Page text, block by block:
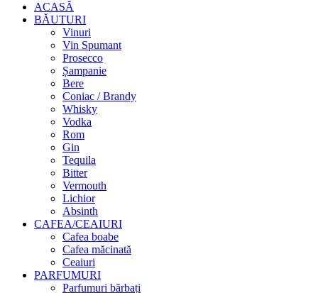
ACASĂ
BĂUTURI
Vinuri
Vin Spumant
Prosecco
Șampanie
Bere
Coniac / Brandy
Whisky
Vodka
Rom
Gin
Tequila
Bitter
Vermouth
Lichior
Absinth
CAFEA/CEAIURI
Cafea boabe
Cafea măcinată
Ceaiuri
PARFUMURI
Parfumuri bărbați